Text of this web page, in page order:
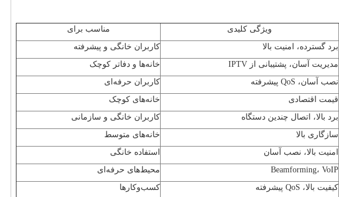
ویژگی کلیدی
مناسب برای
برد گسترده، امنیت بالا
کاربران خانگی و پیشرفته
مدیریت آسان، پشتیبانی از IPTV
خانه‌ها و دفاتر کوچک
نصب آسان، QoS پیشرفته
کاربران حرفه‌ای
قیمت اقتصادی
خانه‌های کوچک
برد بالا، اتصال چندین دستگاه
کاربران خانگی و سازمانی
سازگاری بالا
خانه‌های متوسط
امنیت بالا، نصب آسان
استفاده خانگی
Beamforming، VoIP
محیط‌های حرفه‌ای
کیفیت بالا، QoS پیشرفته کسب‌وکارها